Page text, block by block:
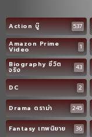
Action บู๊ 537
Amazon Prime
Video 1
Biography ชีวิต
จริง 43
DC 2
Drama ดราม่า 245
Fantasy เทพนิยาย 36